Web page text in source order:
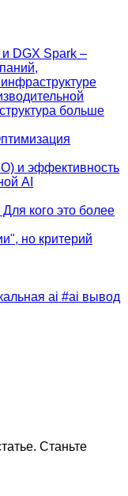
DGX Spark –
больше
и эффективность
AI
кого это более
но критерий
ai #ai вывод
Станьте